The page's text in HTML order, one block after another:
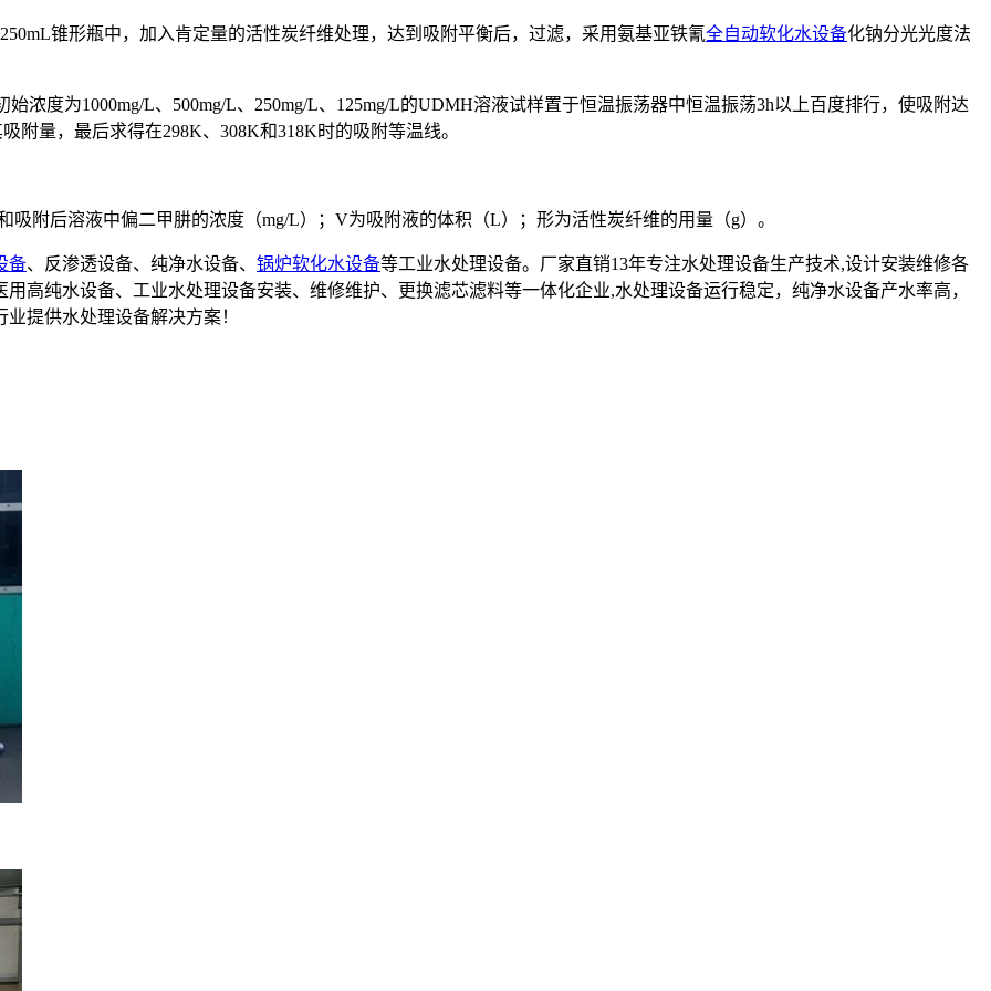
锥形瓶中，加入肯定量的活性炭纤维处理，达到吸附平衡后，过滤，采用氨基亚铁氰全自动软化水设备化钠分光光度法
浓度为1000mg/L、500mg/L、250mg/L、125mg/L的UDMH溶液试样置于恒温振荡器中恒温振荡3h以上百度排行，使吸附达
附量，最后求得在298K、308K和318K时的吸附等温线。
吸附后溶液中偏二甲肼的浓度（mg/L）；V为吸附液的体积（L）；形为活性炭纤维的用量（g）。
备、反渗透设备、纯净水设备、 锅炉软化水设备等工业水处理设备。厂家直销13年专注水处理设备生产技术,设计安装维修各
高纯水设备、工业水处理设备安装、维修维护、更换滤芯滤料等一体化企业,水处理设备运行稳定，纯净水设备产水率高，
提供水处理设备解决方案！